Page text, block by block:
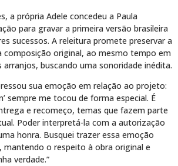
a própria Adele concedeu a Paula
para gravar a primeira versão brasileira
sucessos. A releitura promete preservar a
composição original, ao mesmo tempo em
buscando uma sonoridade inédita.
sua emoção em relação ao projeto:
sempre me tocou de forma especial. É
e recomeço, temas que fazem parte
Poder interpretá-la com a autorização
honra. Busquei trazer essa emoção
mantendo o respeito à obra original e
verdade.”